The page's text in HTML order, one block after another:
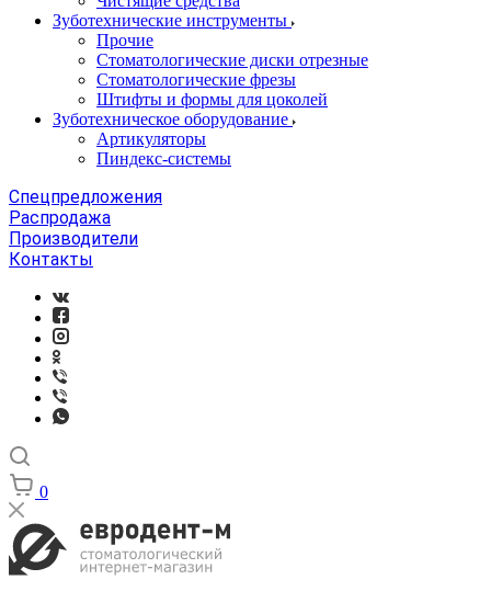
Зуботехнические инструменты
Прочие
Стоматологические диски отрезные
Стоматологические фрезы
Штифты и формы для цоколей
Зуботехническое оборудование
Артикуляторы
Пиндекс-системы
Спецпредложения
Распродажа
Производители
Контакты
0